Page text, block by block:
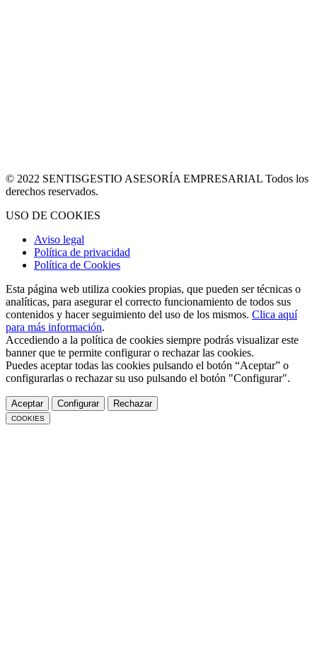
© 2022 SENTISGESTIO ASESORÍA EMPRESARIAL Todos los
derechos reservados.
USO DE COOKIES
Aviso legal
Política de privacidad
Política de Cookies
Esta página web utiliza cookies propias, que pueden ser técnicas o
analíticas, para asegurar el correcto funcionamiento de todos sus
contenidos y hacer seguimiento del uso de los mismos. Clica aquí
para más información.
Accediendo a la política de cookies siempre podrás visualizar este
banner que te permite configurar o rechazar las cookies.
Puedes aceptar todas las cookies pulsando el botón “Aceptar” o
configurarlas o rechazar su uso pulsando el botón "Configurar".
Aceptar Configurar Rechazar
COOKIES